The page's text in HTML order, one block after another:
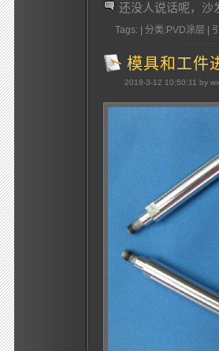
还没人说话呢，沙
Tags: | 分类:PVD涂层 |
模具和工件
2018-3-12 10:50:11 by